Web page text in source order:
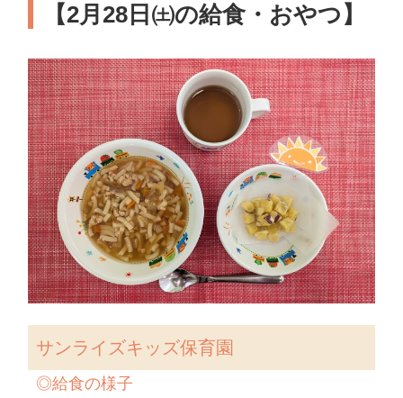
【2月28日㈯の給食・おやつ】
サンライズキッズ保育園
◎給食の様子